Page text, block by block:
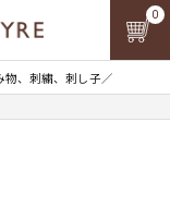
物、刺繍、刺し子／
0